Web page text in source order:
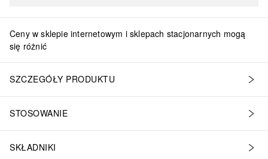
Ceny w sklepie internetowym i sklepach stacjonarnych mogą
się różnić
SZCZEGÓŁY PRODUKTU
STOSOWANIE
SKŁADNIKI